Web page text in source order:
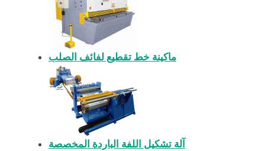
ماكينة خط تقطيع لفائف الصلب
آلة تشكيل اللفة الباردة المخصصة